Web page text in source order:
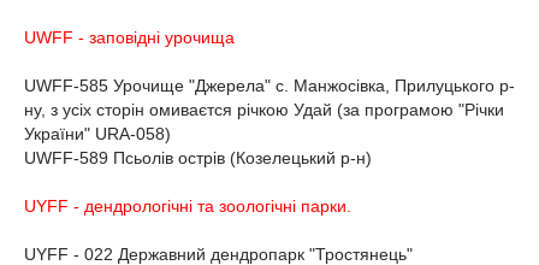
UWFF - заповідні урочища
UWFF-585 Урочище "Джерела" с. Манжосівка, Прилуцького р-
ну, з усіх сторін омиваєтся річкою Удай (за програмою "Річки
України" URA-058)
UWFF-589 Псьолів острів (Козелецький р-н)
UYFF - дендрологічні та зоологічні парки.
UYFF - 022 Державний дендропарк "Тростянець"